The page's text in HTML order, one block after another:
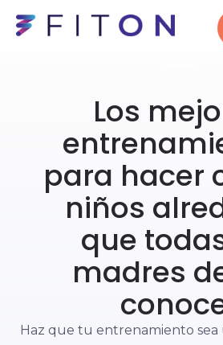
Los
para hacer
niños
que
madres
Haz que tu entrenamiento sea